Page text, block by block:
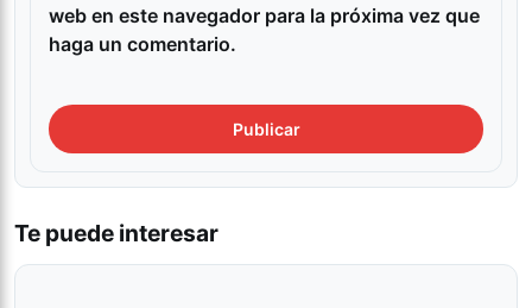
web en este navegador para la próxima vez que
haga un comentario.
Te puede interesar